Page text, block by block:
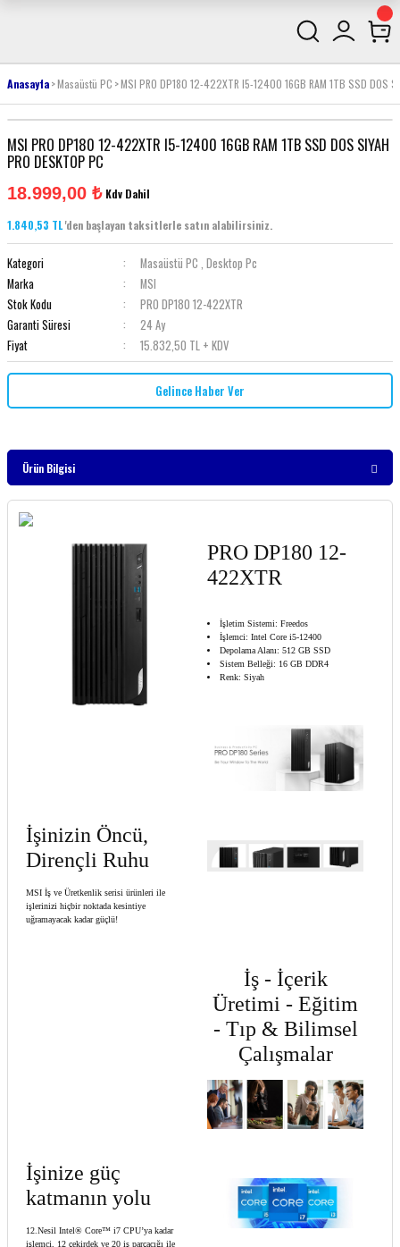
Anasayfa Masaüstü PC MSI PRO DP180 12-422XTR I5-12400 16GB RAM 1TB SSD DOS
MSI PRO DP180 12-422XTR I5-12400 16GB RAM 1TB SSD DOS SIYAH
PRO DESKTOP PC
18.999,00 ₺ Kdv Dahil
1.840,53 TL'den başlayan taksitlerle satın alabilirsiniz.
Kategori Masaüstü PC , Desktop Pc
Marka
MSI
Stok Kodu
PRO DP180 12-422XTR
Garanti Süresi
24 Ay
Fiyat
15.832,50 TL + KDV
Gelince Haber Ver
Ürün Bilgisi
PRO DP180 12-
422XTR
İşletim Sistemi: Freedos
İşlemci: Intel Core i5-12400
Depolama Alanı: 512 GB SSD
Sistem Belleği: 16 GB DDR4
Renk: Siyah
İşinizin Öncü,
Dirençli Ruhu
MSI İş ve Üretkenlik serisi ürünleri ile
işlerinizi hiçbir noktada kesintiye
uğramayacak kadar güçlü!
İş - İçerik
Üretimi - Eğitim
- Tıp & Bilimsel
Çalışmalar
İşinize güç
katmanın yolu
12.Nesil Intel® Core™ i7 CPU’ya kadar
işlemci, 12 çekirdek ve 20 iş parçacığı ile